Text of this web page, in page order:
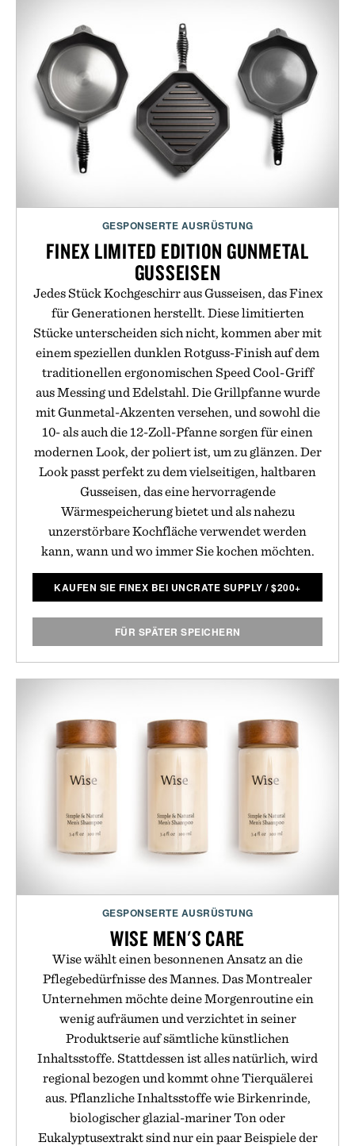
GESPONSERTE AUSRÜSTUNG
FINEX LIMITED EDITION GUNMETAL
GUSSEISEN
Jedes Stück Kochgeschirr aus Gusseisen, das Finex
für Generationen herstellt. Diese limitierten
Stücke unterscheiden sich nicht, kommen aber mit
einem speziellen dunklen Rotguss-Finish auf dem
traditionellen ergonomischen Speed Cool-Griff
aus Messing und Edelstahl. Die Grillpfanne wurde
mit Gunmetal-Akzenten versehen, und sowohl die
10- als auch die 12-Zoll-Pfanne sorgen für einen
modernen Look, der poliert ist, um zu glänzen. Der
Look passt perfekt zu dem vielseitigen, haltbaren
Gusseisen, das eine hervorragende
Wärmespeicherung bietet und als nahezu
unzerstörbare Kochfläche verwendet werden
kann, wann und wo immer Sie kochen möchten.
KAUFEN SIE FINEX BEI UNCRATE SUPPLY /$200+
FÜR SPÄTER SPEICHERN
GESPONSERTE AUSRÜSTUNG
WISE MEN'S CARE
Wise wählt einen besonnenen Ansatz an die
Pflegebedürfnisse des Mannes. Das Montrealer
Unternehmen möchte deine Morgenroutine ein
wenig aufräumen und verzichtet in seiner
Produktserie auf sämtliche künstlichen
Inhaltsstoffe. Stattdessen ist alles natürlich, wird
regional bezogen und kommt ohne Tierquälerei
aus. Pflanzliche Inhaltsstoffe wie Birkenrinde,
biologischer glazial-mariner Ton oder
Eukalyptusextrakt sind nur ein paar Beispiele der